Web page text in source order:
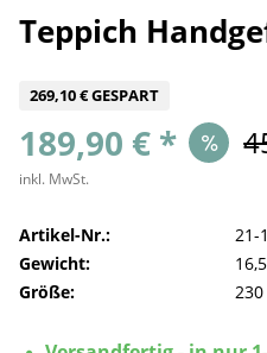
Teppich
269,10 € GESPART
189,90 € *
inkl. MwSt.
Artikel-Nr.:
21-
Gewicht:
Größe: